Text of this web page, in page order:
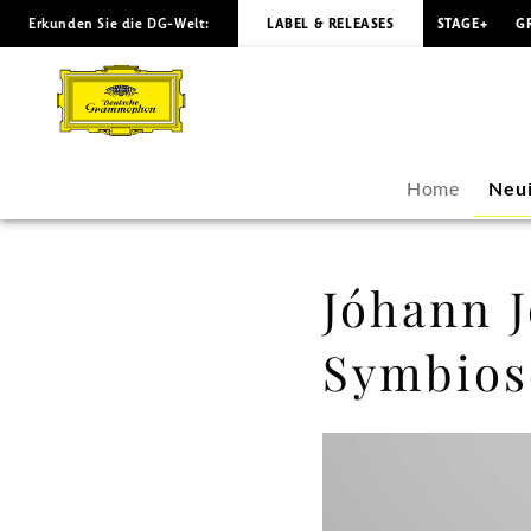
Jóhann
Jóhannssons
Symbiose
Erkunden Sie die DG-Welt: LABEL & RELEASES STAGE+
Home
Jóhann